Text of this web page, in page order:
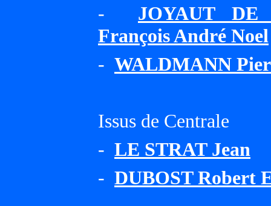
- JOYAUT DE
François André Noel
- WALDMANN
Issus de Centrale
- LE STRAT Jean
- DUBOST Robert